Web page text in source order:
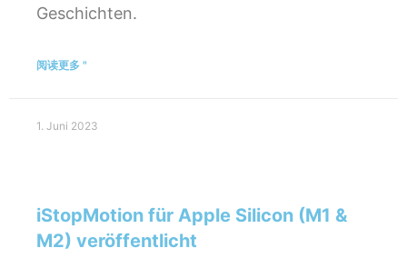
Geschichten.
阅读更多 "
1. Juni 2023
iStopMotion für Apple Silicon (M1 &
M2) veröffentlicht